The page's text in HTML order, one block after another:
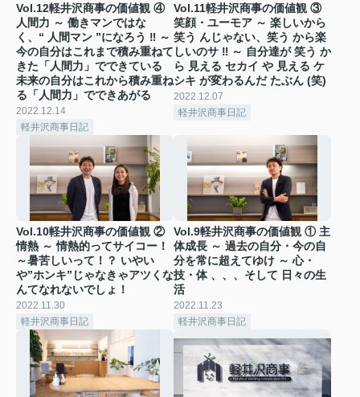
Vol.12軽井沢商事の価値観 ④
人間力 ～ 働きマンではな
く、“ 人間マン ”になろう ‼ ～
今の自分はこれまで積み重ねて
きた「人間力」でできている
未来の自分はこれから積み重ね
る「人間力」でできあがる
2022.12.14
軽井沢商事日記
Vol.11軽井沢商事の価値観 ③
笑顔・ユーモア ～ 楽しいから
笑う んじゃない、笑う から楽
しいのサ ‼ ～ 自分達が 笑う か
ら 見える セカイ や 見える ケ
シキ が変わるんだ たぶん (笑)
2022.12.07
軽井沢商事日記
Vol.10軽井沢商事の価値観 ②
情熱 ～ 情熱的ってサイコー！
～暑苦しいって！？ いやい
や”ホンキ”じゃなきゃアツくな
んてなれないでしょ！
2022.11.30
軽井沢商事日記
Vol.9軽井沢商事の価値観 ① 主
体成長 ～ 過去の自分・今の自
分を常に超えてゆけ ～ 心・
技・体 、、、そして 日々の生
活
2022.11.23
軽井沢商事日記